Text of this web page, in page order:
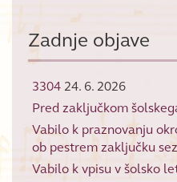
Zadnje objave
3304 24. 6. 2026
Pred zaključkom
Vabilo k praznovanju
ob pestrem zaključku
Vabilo k vpisu v šolsko